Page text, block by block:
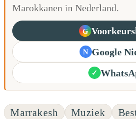
Marokkanen in Nederland.
G
N Google
✓
Marrakesh Muziek